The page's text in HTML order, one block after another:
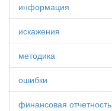
информация
искажения
методика
ошибки
финансовая отчетность